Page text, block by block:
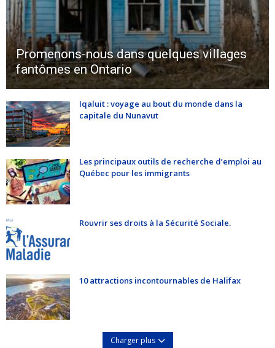
Promenons-nous dans quelques villages
fantômes en Ontario
Iqaluit : voyage au bout du monde dans la
capitale du Nunavut
Les principaux outils de recherche d’emploi au
Québec pour les immigrants
Rouvrir ses droits à la Sécurité Sociale.
10 attractions incontournables de Halifax
Charger plus